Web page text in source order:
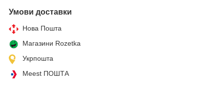
Умови доставки
Нова Пошта
Магазини Rozetka
Укрпошта
Meest ПОШТА